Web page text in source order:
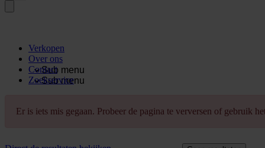
Verkopen
Over ons
Sub menu
Contact
Sub menu
Zoekservice
Er is iets mis gegaan. Probeer de pagina te verversen of gebruik